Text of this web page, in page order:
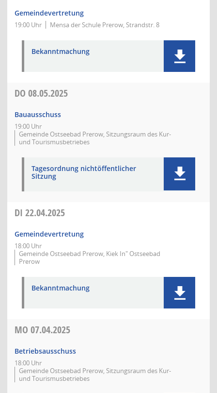
Gemeindevertretung
19:00 Uhr Mensa der Schule Prerow, Strandstr. 8
Bekanntmachung
DO 08.05.2025
Bauausschuss
19:00 Uhr
Gemeinde Ostseebad Prerow, Sitzungsraum des Kur-
und Tourismusbetriebes
Tagesordnung nichtöffentlicher
Sitzung
DI 22.04.2025
Gemeindevertretung
18:00 Uhr
Gemeinde Ostseebad Prerow, Kiek In" Ostseebad
Prerow
Bekanntmachung
MO 07.04.2025
Betriebsausschuss
18:00 Uhr
Gemeinde Ostseebad Prerow, Sitzungsraum des Kur-
und Tourismusbetriebes